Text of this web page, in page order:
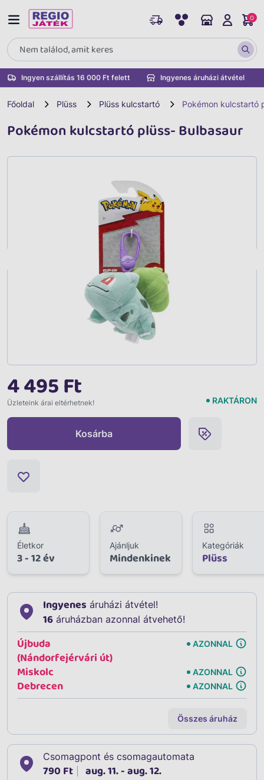
Ingyen szállítás 16 000 Ft felett Ingyenes áruházi átvétel
0
Főoldal Plüss Plüss kulcstartó Pokémon kulcstartó
Pokémon kulcstartó plüss- Bulbasaur
4 495 Ft
Üzleteink árai eltérhetnek! RAKTÁRON
Kosárba
Életkor
3 - 12 év
Ajánljuk
Mindenkinek
Kategóriák
Plüss
Ingyenes áruházi átvétel!
16 áruházban azonnal átvehető!
Újbuda
(Nándorfejérvári út)
AZONNAL
Miskolc AZONNAL
Debrecen AZONNAL
Összes áruház
Csomagpont és csomagautomata
790 Ft aug. 11. - aug. 12.